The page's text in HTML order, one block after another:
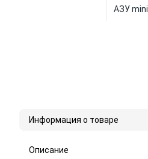
АЗУ
Информация о товаре
Описание